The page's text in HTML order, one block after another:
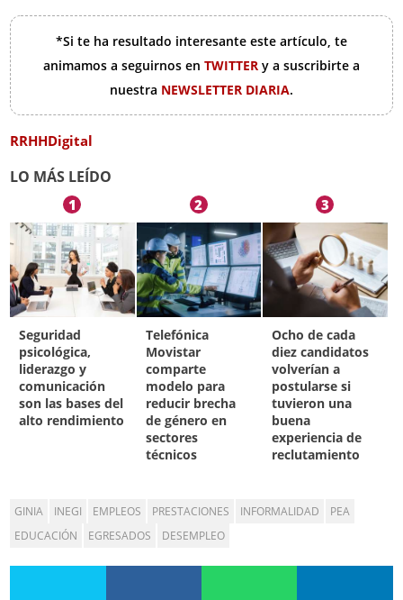
*Si te ha resultado interesante este artículo, te
animamos a seguirnos en TWITTER y a suscribirte a
nuestra NEWSLETTER DIARIA.
RRHHDigital
LO MÁS LEÍDO
1
Seguridad
psicológica,
liderazgo y
comunicación
son las bases del
alto rendimiento
2
Telefónica
Movistar
comparte
modelo para
reducir brecha
de género en
sectores
técnicos
3
Ocho de cada
diez candidatos
volverían a
postularse si
tuvieron una
buena
experiencia de
reclutamiento
GINIA INEGI EMPLEOS PRESTACIONES INFORMALIDAD
PEA
EDUCACIÓN
EGRESADOS DESEMPLEO